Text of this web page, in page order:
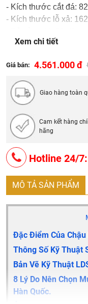
- Kích thước cắt đá:
- Kích thước lỗ xả:
- Phụ kiện WBL 290 ;
từ phía nhà sản xuất
Xem chi tiết
Giá bán: 4.561.000 đ
Giao hàng toàn
Cam kết hàng
hãng
Hotline 24/
MÔ TẢ SẢN PHẨM
Đặc Điểm Của Chậu
Thông Số Kỹ Thuật
Bản Vẽ Kỹ Thuật
8 Lý Do Nên Chọn
Hàn Quốc.